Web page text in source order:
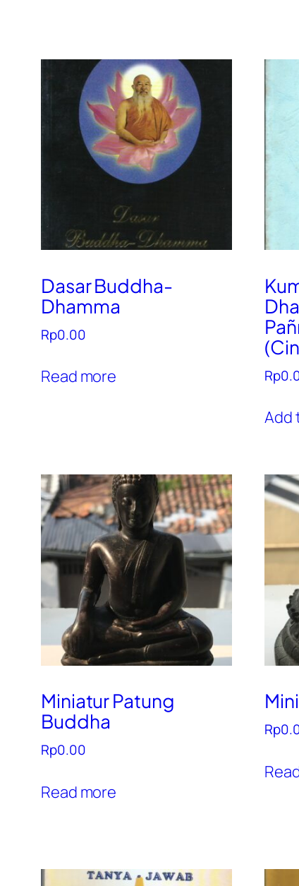
Dasar Buddha-
Dhamma
Rp0.00
Read more Rp
Add
Miniatur Patung
Buddha
Rp0.00
Read more
Rp